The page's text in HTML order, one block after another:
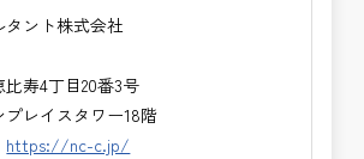
ント株式会社
寿4丁目20番3号
レイスタワー18階
https://nc-c.jp/